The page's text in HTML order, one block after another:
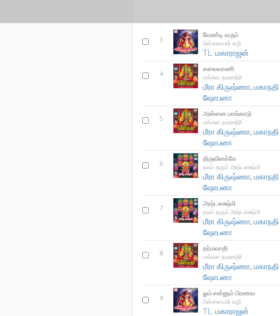
3
வேண்டி வரும்
பிள்ளையார் சுழி
TL. மகாராஜன்
4
கலைவாணி
மங்கள நவராத்ரி
மீரா கிருஷ்ணா,மகாநதி
ஷோபனா
5
அன்னை மாங்காடு
மங்கள நவராத்ரி
மீரா கிருஷ்ணா,மகாநதி
ஷோபனா
6
திருவிளக்கே
நலம் தரும் அஷ்டலக்ஷ்மி
மீரா கிருஷ்ணா,மகாநதி
ஷோபனா
7
அஷ்டலக்ஷ்மி
நலம் தரும் அஷ்டலக்ஷ்மி
மீரா கிருஷ்ணா,மகாநதி
ஷோபனா
8
தர்மவாதி
மங்கள நவராத்ரி
மீரா கிருஷ்ணா,மகாநதி
ஷோபனா
9
ஓம் என்னும் பிரணவ
பிள்ளையார் சுழி
TL. மகாராஜன்